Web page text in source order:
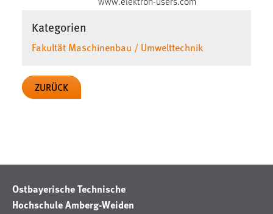
www.elektron-users.com
Kategorien
Fakultät Maschinenbau / Umwelttechnik
ZURÜCK
Ostbayerische Technische
Hochschule Amberg-Weiden
_pk_ref, _pk_cvar, _pk_id, _pk_ses
Zweck:
Cookie Laufzeit:
Marketing Cookies werden von Drittanbietern
Sie tun dies, indem sie Besucher über Websites
hinweg verfolgen.